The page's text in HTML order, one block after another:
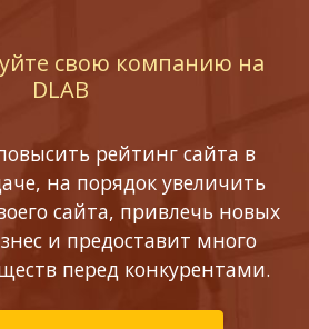
свою компанию на
DLAB
рейтинг сайта в
на порядок увеличить
сайта, привлечь новых
и предоставит много
перед конкурентами.